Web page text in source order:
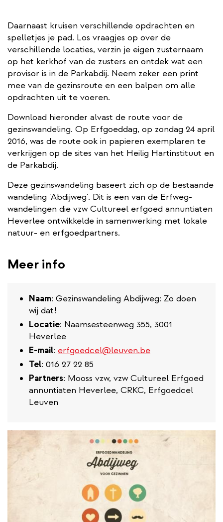
Daarnaast kruisen verschillende opdrachten en
spelletjes je pad. Los vraagjes op over de
verschillende locaties, verzin je eigen zusternaam
op het kerkhof van de zusters en ontdek wat een
provisor is in de Parkabdij. Neem zeker een print
mee van de gezinsroute en een balpen om alle
opdrachten uit te voeren.
Download hieronder alvast de route voor de
gezinswandeling. Op Erfgoeddag, op zondag 24 april
2016, was de route ook in papieren exemplaren te
verkrijgen op de sites van het Heilig Hartinstituut en
de Parkabdij.
Deze gezinswandeling baseert zich op de bestaande
wandeling 'Abdijweg'. Dit is een van de Erfweg-
wandelingen die vzw Cultureel erfgoed annuntiaten
Heverlee ontwikkelde in samenwerking met lokale
natuur- en erfgoedpartners.
Meer info
Naam: Gezinswandeling Abdijweg: Zo doen
wij dat!
Locatie: Naamsesteenweg 355, 3001
Heverlee
E-mail: erfgoedcel@leuven.be
Tel: 016 27 22 85
Partners: Mooss vzw, vzw Cultureel Erfgoed
annuntiaten Heverlee, CRKC, Erfgoedcel
Leuven